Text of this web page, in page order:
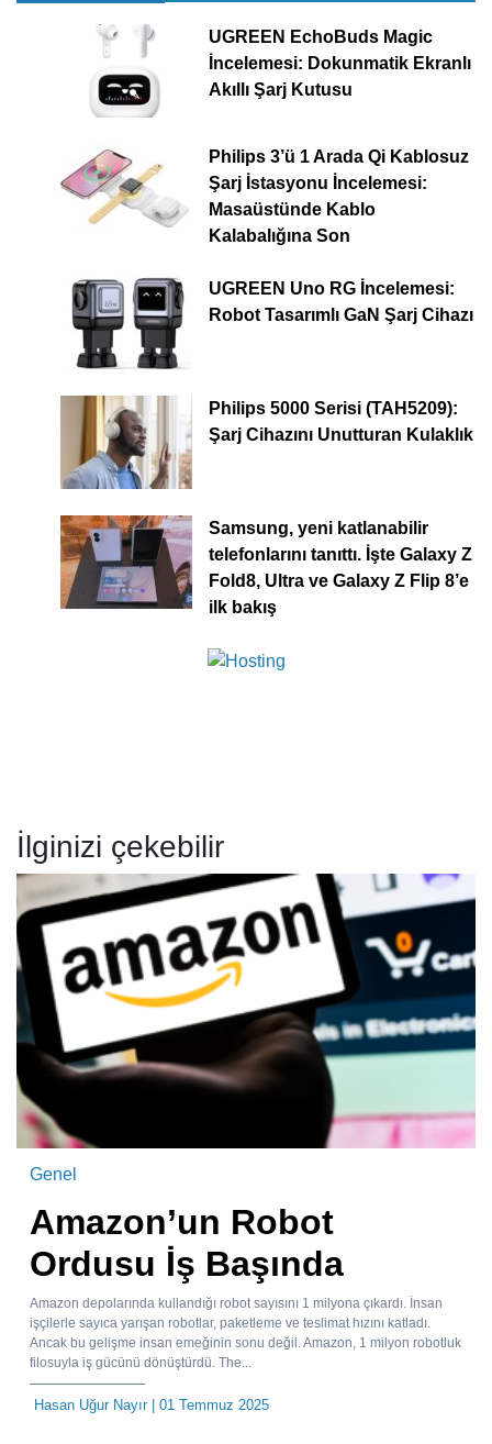
UGREEN EchoBuds Magic
İncelemesi: Dokunmatik Ekranlı
Akıllı Şarj Kutusu
Philips 3’ü 1 Arada Qi Kablosuz
Şarj İstasyonu İncelemesi:
Masaüstünde Kablo
Kalabalığına Son
UGREEN Uno RG İncelemesi:
Robot Tasarımlı GaN Şarj Cihazı
Philips 5000 Serisi (TAH5209):
Şarj Cihazını Unutturan Kulaklık
Samsung, yeni katlanabilir
telefonlarını tanıttı. İşte Galaxy Z
Fold8, Ultra ve Galaxy Z Flip 8’e
ilk bakış
İlginizi çekebilir
Genel
Amazon’un Robot
Ordusu İş Başında
Amazon depolarında kullandığı robot sayısını 1 milyona çıkardı. İnsan
işçilerle sayıca yarışan robotlar, paketleme ve teslimat hızını katladı.
Ancak bu gelişme insan emeğinin sonu değil. Amazon, 1 milyon robotluk
filosuyla iş gücünü dönüştürdü. The...
Hasan Uğur Nayır| 01 Temmuz 2025